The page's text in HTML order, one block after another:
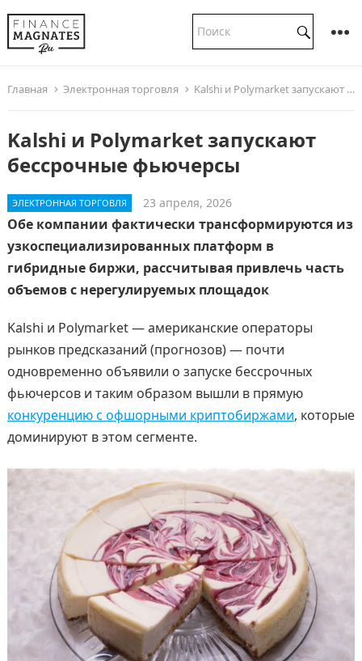
Главная Электронная торговля Kalshi и Polymarket запускают бессрочные фьючерсы
Kalshi и Polymarket запускают
бессрочные фьючерсы
ЭЛЕКТРОННАЯ ТОРГОВЛЯ 23 апреля, 2026
Обе компании фактически трансформируются из
узкоспециализированных платформ в
гибридные биржи, рассчитывая привлечь часть
объемов с нерегулируемых площадок
Kalshi и Polymarket — американские операторы
рынков предсказаний (прогнозов) — почти
одновременно объявили о запуске бессрочных
фьючерсов и таким образом вышли в прямую
конкуренцию с офшорными криптобиржами, которые
доминируют в этом сегменте.